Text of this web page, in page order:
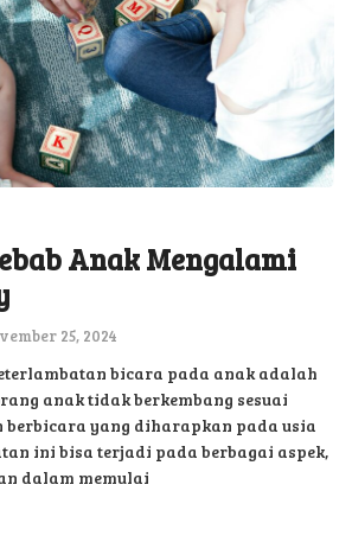
Anak Mengalami
25, 2024
bicara pada anak adalah
anak tidak berkembang sesuai
berbicara yang diharapkan pada usia
ini bisa terjadi pada berbagai aspek,
dalam memulai